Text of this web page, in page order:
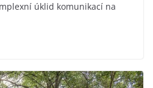
úklid komunikací na